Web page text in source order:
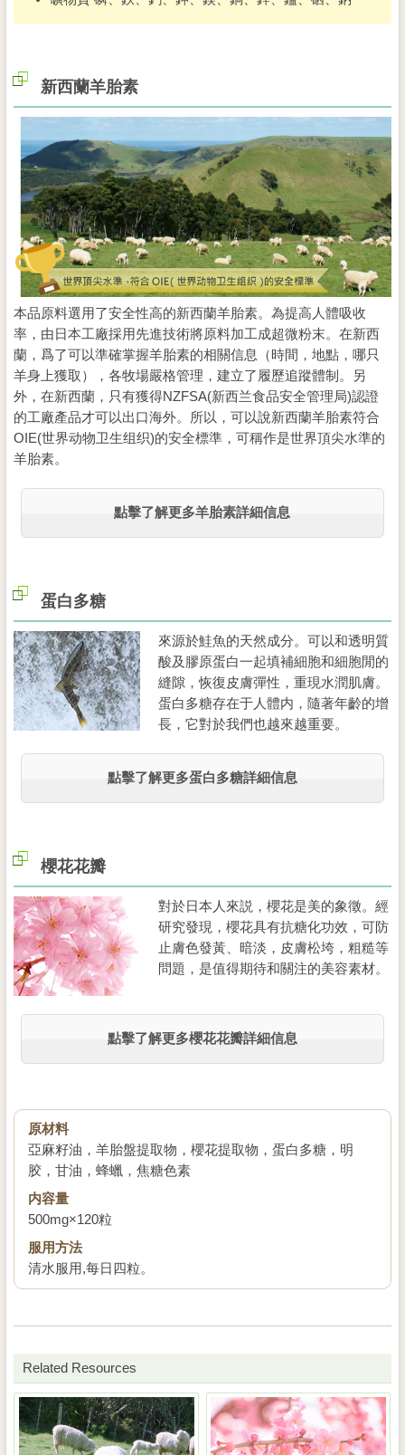
新西蘭羊胎素
本品原料選用了安全性高的新西蘭羊胎素。為提高人體吸收
率，由日本工廠採用先進技術將原料加工成超微粉末。在新西
蘭，爲了可以準確掌握羊胎素的相關信息（時間，地點，哪只
羊身上獲取），各牧場嚴格管理，建立了履歷追蹤體制。另
外，在新西蘭，只有獲得NZFSA(新西兰食品安全管理局)認證
的工廠產品才可以出口海外。所以，可以說新西蘭羊胎素符合
OIE(世界动物卫生组织)的安全標準，可稱作是世界頂尖水準的
羊胎素。
點擊了解更多羊胎素詳細信息
蛋白多糖
來源於鮭魚的天然成分。可以和透明質
酸及膠原蛋白一起填補細胞和細胞閒的
縫隙，恢復皮膚彈性，重現水潤肌膚。
蛋白多糖存在于人體内，隨著年齡的增
長，它對於我們也越來越重要。
點擊了解更多蛋白多糖詳細信息
櫻花花瓣
對於日本人來説，櫻花是美的象徵。經
研究發現，櫻花具有抗糖化功效，可防
止膚色發黃、暗淡，皮膚松垮，粗糙等
問題，是值得期待和關注的美容素材。
點擊了解更多櫻花花瓣詳細信息
原材料
亞麻籽油，羊胎盤提取物，櫻花提取物，蛋白多糖，明
胶，甘油，蜂蠟，焦糖色素
内容量
500mg×120粒
服用方法
清水服用,每日四粒。
Related Resources